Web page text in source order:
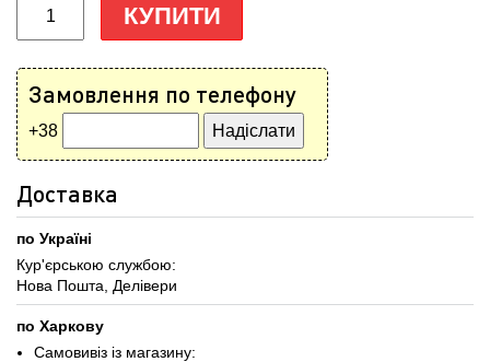
КУПИТИ
Замовлення по телефону
+38
Доставка
по Україні
Кур'єрською службою:
Нова Пошта, Делівери
по Харкову
Самовивіз із магазину: